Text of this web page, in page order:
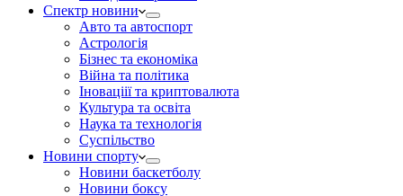
Спектр новини
Авто та автоспорт
Астрологія
Бізнес та економіка
Війна та політика
Іноваціії та криптовалюта
Культура та освіта
Наука та технологія
Суспільство
Новини спорту
Новини баскетболу
Новини боксу